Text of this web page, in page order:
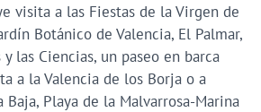
visita a las Fiestas de la Virgen de
Botánico de Valencia, El Palmar,
las Ciencias, un paseo en barca
a la Valencia de los Borja o a
Baja, Playa de la Malvarrosa-Marina